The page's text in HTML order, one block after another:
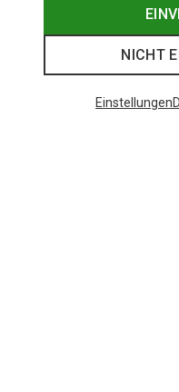
NICHT
Einstellungen